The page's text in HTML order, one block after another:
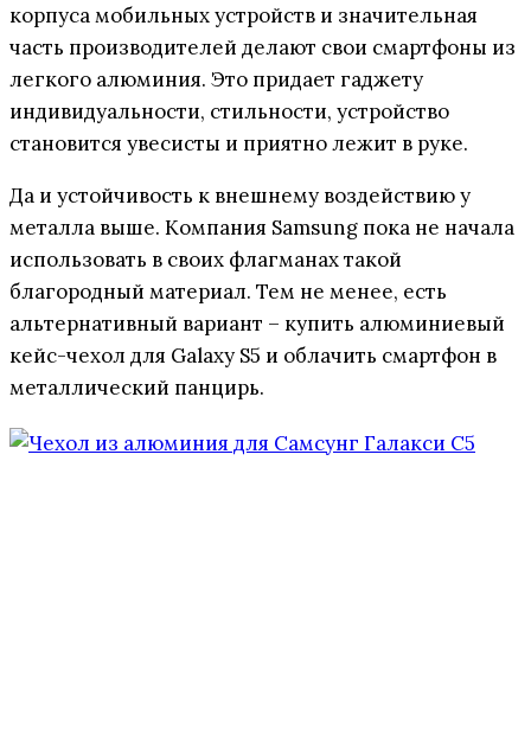
корпуса мобильных устройств и значительная
часть производителей делают свои смартфоны из
легкого алюминия. Это придает гаджету
индивидуальности, стильности, устройство
становится увесисты и приятно лежит в руке.
Да и устойчивость к внешнему воздействию у
металла выше. Компания Samsung пока не начала
использовать в своих флагманах такой
благородный материал. Тем не менее, есть
альтернативный вариант – купить алюминиевый
кейс-чехол для Galaxy S5 и облачить смартфон в
металлический панцирь.